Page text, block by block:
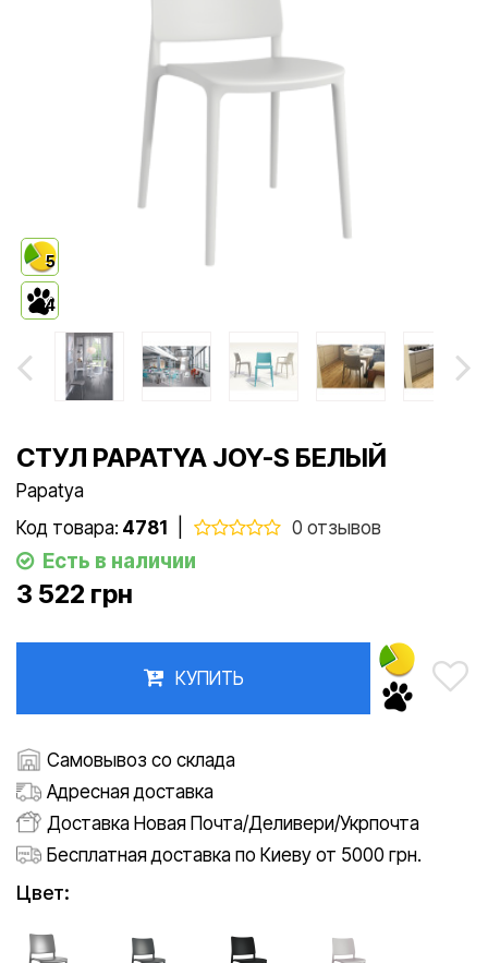
5
4
СТУЛ PAPATYA JOY-S БЕЛЫЙ
Papatya
Код товара: 4781 0 отзывов
Есть в наличии
3 522 грн
КУПИТЬ
Самовывоз со склада
Адресная доставка
Доставка Новая Почта/Деливери/Укрпочта
Бесплатная доставка по Киеву от 5000 грн.
Цвет: